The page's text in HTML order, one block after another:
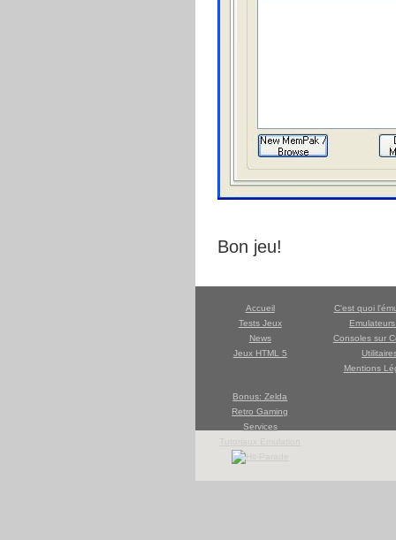
Bon jeu!
Accueil
Tests Jeux
News
Jeux HTML 5
C'est quoi
Consoles sur
Mentions
Bonus: Zelda
Retro Gaming
Services